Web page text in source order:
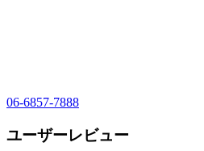
06-6857-7888
ユーザーレビュー